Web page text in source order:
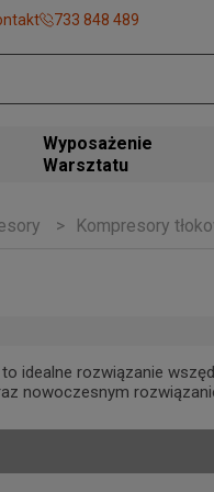
733 848 489
Wyposażenie
Warsztatu
Kompresory
idealne rozwiązanie
nowoczesnym